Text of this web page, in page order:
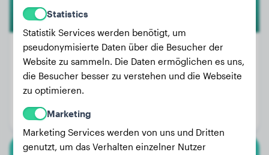
Gewicht:
8 kg
Alter:
Geschlecht:
Statistics
Statistik Services werden benötigt, um
pseudonymisierte Daten über die Besucher der
Website zu sammeln. Die Daten ermöglichen es uns,
die Besucher besser zu verstehen und die Webseite
zu optimieren.
Marketing
Marketing Services werden von uns und Dritten
genutzt, um das Verhalten einzelner Nutzer